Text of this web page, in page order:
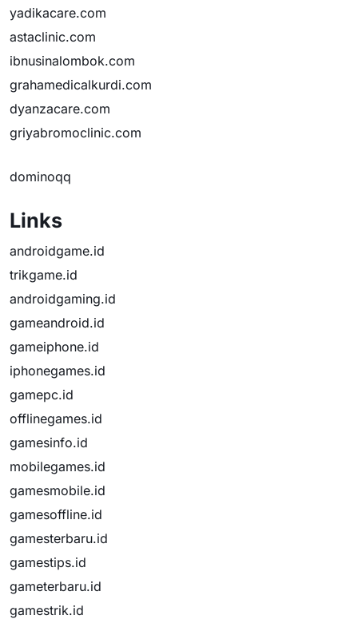
yadikacare.com
astaclinic.com
ibnusinalombok.com
grahamedicalkurdi.com
dyanzacare.com
griyabromoclinic.com
dominoqq
Links
androidgame.id
trikgame.id
androidgaming.id
gameandroid.id
gameiphone.id
iphonegames.id
gamepc.id
offlinegames.id
gamesinfo.id
mobilegames.id
gamesmobile.id
gamesoffline.id
gamesterbaru.id
gamestips.id
gameterbaru.id
gamestrik.id